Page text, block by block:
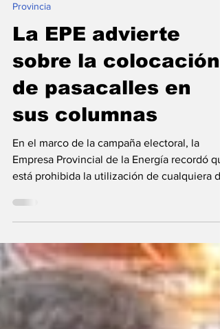
24 jun 2023
Provincia
La EPE advierte
sobre la colocación
de pasacalles en
sus columnas
En el marco de la campaña electoral, la
está prohibida la utilización de cualquiera
sus...